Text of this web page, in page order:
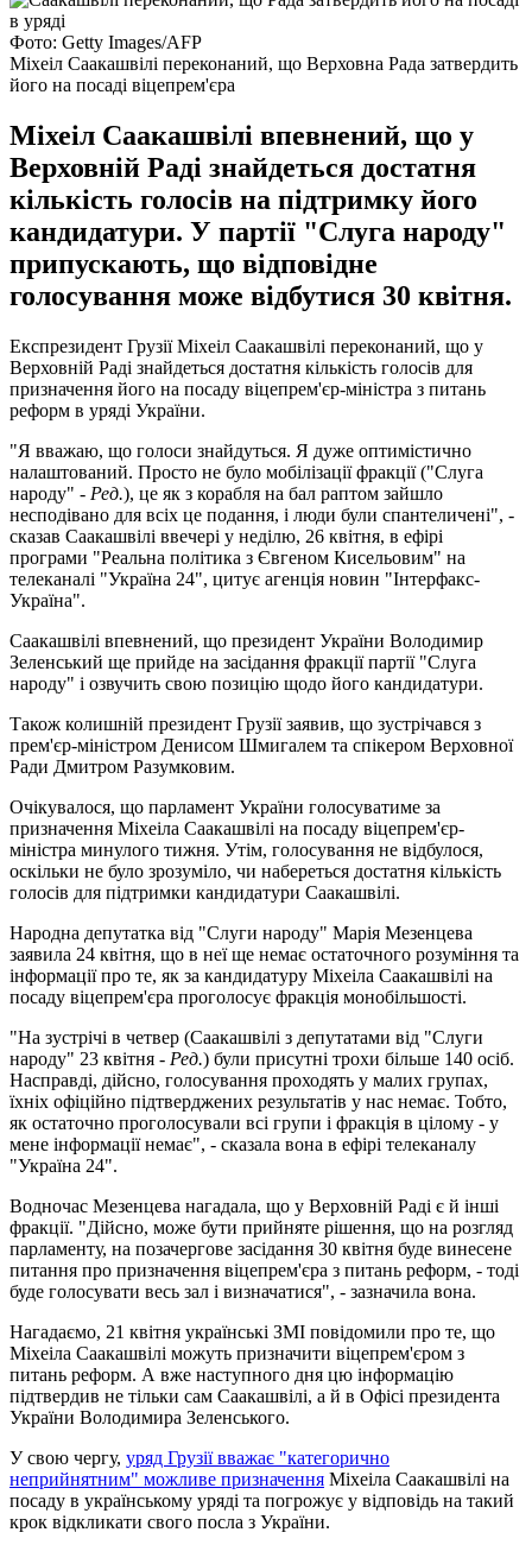
Фото: Getty Images/AFP
Міхеіл Саакашвілі переконаний, що Верховна Рада затвердить
його на посаді віцепрем'єра
Міхеіл Саакашвілі впевнений, що у
Верховній Раді знайдеться достатня
кількість голосів на підтримку його
кандидатури. У партії "Слуга народу"
припускають, що відповідне
голосування може відбутися 30 квітня.
Експрезидент Грузії Міхеіл Саакашвілі переконаний, що у
Верховній Раді знайдеться достатня кількість голосів для
призначення його на посаду віцепрем'єр-міністра з питань
реформ в уряді України.
"Я вважаю, що голоси знайдуться. Я дуже оптимістично
налаштований. Просто не було мобілізації фракції ("Слуга
народу" - Ред.), це як з корабля на бал раптом зайшло
несподівано для всіх це подання, і люди були спантеличені", -
сказав Саакашвілі ввечері у неділю, 26 квітня, в ефірі
програми "Реальна політика з Євгеном Кисельовим" на
телеканалі "Україна 24", цитує агенція новин "Інтерфакс-
Україна".
Саакашвілі впевнений, що президент України Володимир
Зеленський ще прийде на засідання фракції партії "Слуга
народу" і озвучить свою позицію щодо його кандидатури.
Також колишній президент Грузії заявив, що зустрічався з
прем'єр-міністром Денисом Шмигалем та спікером Верховної
Ради Дмитром Разумковим.
Очікувалося, що парламент України голосуватиме за
призначення Міхеіла Саакашвілі на посаду віцепрем'єр-
міністра минулого тижня. Утім, голосування не відбулося,
оскільки не було зрозуміло, чи набереться достатня кількість
голосів для підтримки кандидатури Саакашвілі.
Народна депутатка від "Слуги народу" Марія Мезенцева
заявила 24 квітня, що в неї ще немає остаточного розуміння та
інформації про те, як за кандидатуру Міхеіла Саакашвілі на
посаду віцепрем'єра проголосує фракція монобільшості.
"На зустрічі в четвер (Саакашвілі з депутатами від "Слуги
народу" 23 квітня - Ред.) були присутні трохи більше 140 осіб.
Насправді, дійсно, голосування проходять у малих групах,
їхніх офіційно підтверджених результатів у нас немає. Тобто,
як остаточно проголосували всі групи і фракція в цілому - у
мене інформації немає", - сказала вона в ефірі телеканалу
"Україна 24".
Водночас Мезенцева нагадала, що у Верховній Раді є й інші
фракції. "Дійсно, може бути прийняте рішення, що на розгляд
парламенту, на позачергове засідання 30 квітня буде винесене
питання про призначення віцепрем'єра з питань реформ, - тоді
буде голосувати весь зал і визначатися", - зазначила вона.
Нагадаємо, 21 квітня українські ЗМІ повідомили про те, що
Міхеіла Саакашвілі можуть призначити віцепрем'єром з
питань реформ. А вже наступного дня цю інформацію
підтвердив не тільки сам Саакашвілі, а й в Офісі президента
України Володимира Зеленського.
У свою чергу, уряд Грузії вважає "категорично
неприйнятним" можливе призначення Міхеіла Саакашвілі на
посаду в українському уряді та погрожує у відповідь на такий
крок відкликати свого посла з України.